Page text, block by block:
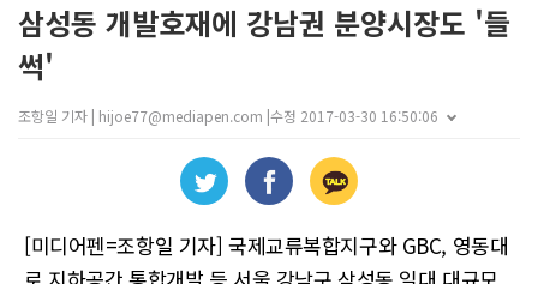
삼성동 개발호재에 강남권 분양시장도 '들
썩'
조항일 기자 | hijoe77@mediapen.com |수정 2017-03-30 16:50:06
[미디어펜=조항일 기자] 국제교류복합지구와 GBC, 영동대